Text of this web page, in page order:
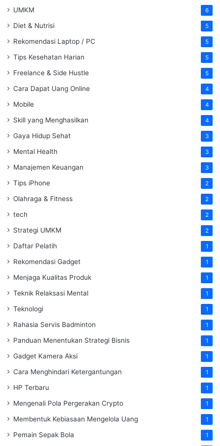
UMKM 6
Diet & Nutrisi 5
Rekomendasi Laptop / PC 5
Tips Kesehatan Harian 5
Freelance & Side Hustle 5
Cara Dapat Uang Online 4
Mobile 4
Skill yang Menghasilkan 4
Gaya Hidup Sehat 3
Mental Health 3
Manajemen Keuangan 3
Tips iPhone 2
Olahraga & Fitness 2
tech 2
Strategi UMKM 2
Daftar Pelatih 1
Rekomendasi Gadget 1
Menjaga Kualitas Produk 1
Teknik Relaksasi Mental 1
Teknologi 1
Rahasia Servis Badminton 1
Panduan Menentukan Strategi Bisnis 1
Gadget Kamera Aksi 1
Cara Menghindari Ketergantungan 1
HP Terbaru 1
Mengenali Pola Pergerakan Crypto 1
Membentuk Kebiasaan Mengelola Uang 1
Pemain Sepak Bola 1